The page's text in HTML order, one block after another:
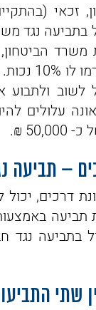
זכאי
בתביעה נגד
משרד
לשוב
₪.
– תביעה
דרכים,
תביעה
בתביעה
שתי